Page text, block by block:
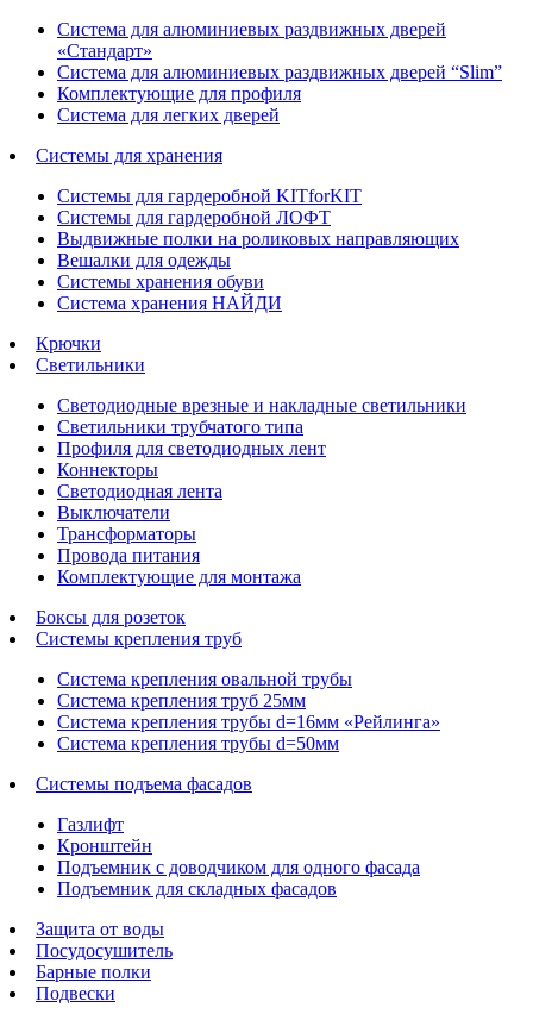
Система для алюминиевых раздвижных дверей
«Стандарт»
Система для алюминиевых раздвижных дверей “Slim”
Комплектующие для профиля
Система для легких дверей
Системы для хранения
Системы для гардеробной KITforKIT
Системы для гардеробной ЛОФТ
Выдвижные полки на роликовых направляющих
Вешалки для одежды
Системы хранения обуви
Система хранения НАЙДИ
Крючки
Светильники
Светодиодные врезные и накладные светильники
Светильники трубчатого типа
Профиля для светодиодных лент
Коннекторы
Светодиодная лента
Выключатели
Трансформаторы
Провода питания
Комплектующие для монтажа
Боксы для розеток
Системы крепления труб
Система крепления овальной трубы
Система крепления труб 25мм
Система крепления трубы d=16мм «Рейлинга»
Система крепления трубы d=50мм
Системы подъема фасадов
Газлифт
Кронштейн
Подъемник с доводчиком для одного фасада
Подъемник для складных фасадов
Защита от воды
Посудосушитель
Барные полки
Подвески